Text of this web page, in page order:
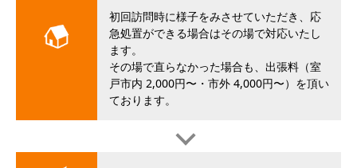
初回訪問時に様子をみさせていただき、応
急処置ができる場合はその場で対応いたし
ます。
その場で直らなかった場合も、出張料（室
戸市内 2,000円〜・市外 4,000円〜）を頂い
ております。